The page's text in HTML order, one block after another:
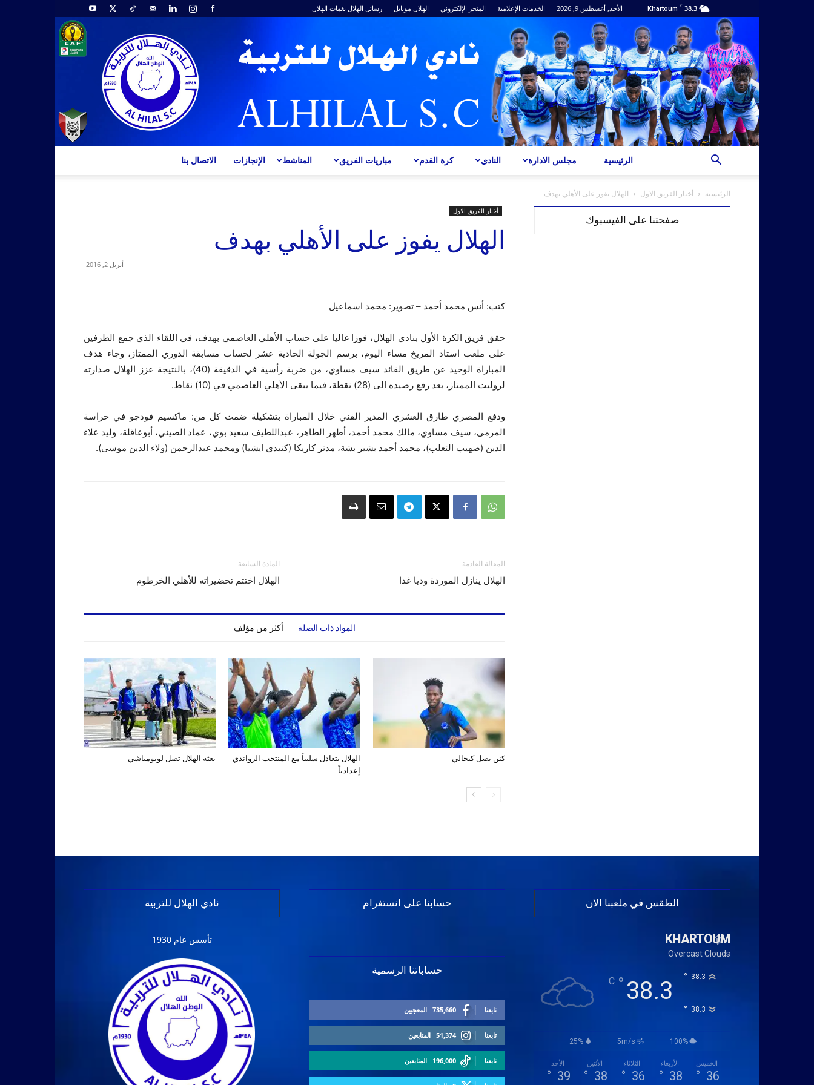
38.3
C
Khartoum الأحد, أغسطس 9, 2026 الخدمات الإعلامية المتجر الإلكتروني الهلال موبايل رسائل الهلال نغمات الهلال
الاتصال بنا الإنجازات المناشط مباريات الفريق كرة القدم النادي مجلس الادارة الرئيسية
الرئيسية أخبار الفريق الاول الهلال يفوز على الأهلي بهدف
أخبار الفريق الاول
الهلال يفوز على الأهلي بهدف
أبريل 2, 2016
كتب: أنس محمد أحمد – تصوير: محمد اسماعيل
حقق فريق الكرة الأول بنادي الهلال، فوزا غاليا على حساب الأهلي العاصمي بهدف، في اللقاء الذي جمع الطرفين
على ملعب استاد المريخ مساء اليوم، برسم الجولة الحادية عشر لحساب مسابقة الدوري الممتاز، وجاء هدف
المباراة الوحيد عن طريق القائد سيف مساوي، من ضربة رأسية في الدقيقة (40)، بالنتيجة عزز الهلال صدارته
لروليت الممتاز، بعد رفع رصيده الى (28) نقطة، فيما يبقى الأهلي العاصمي في (10) نقاط.
ودفع المصري طارق العشري المدير الفني خلال المباراة بتشكيلة ضمت كل من: ماكسيم فودجو في حراسة
المرمى، سيف مساوي، مالك محمد أحمد، أطهر الطاهر، عبداللطيف سعيد بوي، عماد الصيني، أبوعاقلة، وليد علاء
الدين (صهيب الثعلب)، محمد أحمد بشير بشة، مدثر كاريكا (كنيدي ايشيا) ومحمد عبدالرحمن (ولاء الدين موسى).
المادة السابقة
الهلال اختتم تحضيراته للأهلي الخرطوم
المقالة القادمة
الهلال ينازل الموردة وديا غدا
المواد ذات الصلة أكثر من مؤلف
بعثة الهلال تصل لوبومباشي
الهلال يتعادل سلبياً مع المنتخب الرواندي
إعدادياً
كنن يصل كيجالي
صفحتنا على الفيسبوك
نادي الهلال للتربية
تأسس عام 1930
حسابنا على انستغرام
حساباتنا الرسمية
735,660 المعجبين تابعنا
51,374 المتابعين تابعنا
196,000 المتابعين تابعنا
الطقس في ملعبنا الان
KHARTOUM
Overcast Clouds
38.3
°
C 38.3
°
38.3
°
25% 5m/s 100%
الأحد
39
°
الأثنين
38
°
الثلاثاء
36
°
الأربعاء
38
°
الخميس
36
°